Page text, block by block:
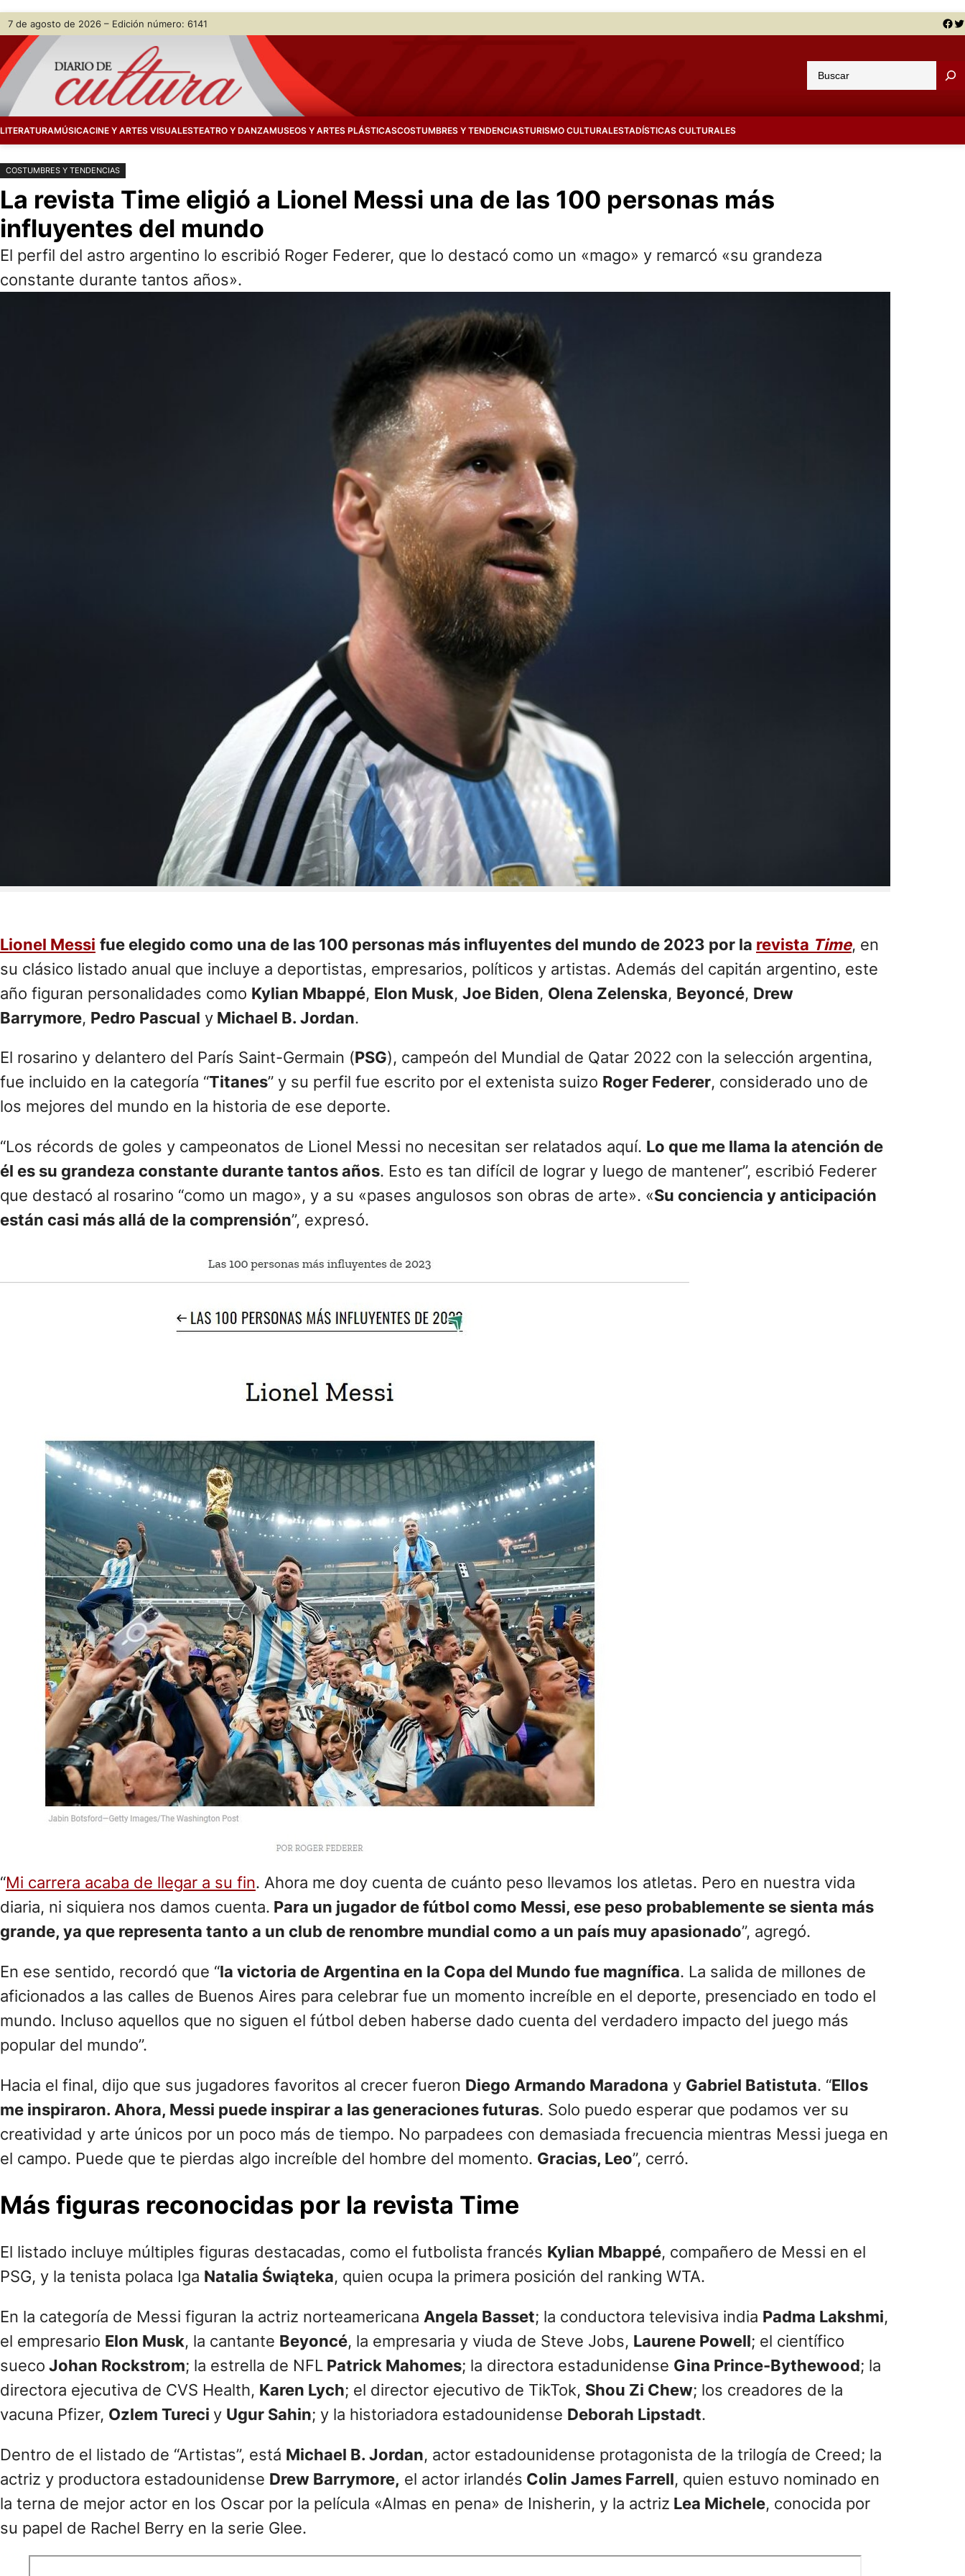
Saltar
contenido
Skip
content
7 de agosto de 2026 – Edición número: 6141 Facebook Twitter
u
a
LITERATURAMÚSICACINE Y ARTES VISUALESTEATRO Y DANZAMUSEOS Y ARTES PLÁSTICASCOSTUMBRES Y TENDENCIASTURISMO CULTURALESTADÍSTICAS CULTURALES
COSTUMBRES Y TENDENCIAS
La revista Time eligió a Lionel Messi una de las 100 personas más
influyentes del mundo
El perfil del astro argentino lo escribió Roger Federer, que lo destacó como un «mago» y remarcó «su grandeza
constante durante tantos años».
Lionel Messi fue elegido como una de las 100 personas más influyentes del mundo de 2023 por la revista Time, en
su clásico listado anual que incluye a deportistas, empresarios, políticos y artistas. Además del capitán argentino, este
año figuran personalidades como Kylian Mbappé, Elon Musk, Joe Biden, Olena Zelenska, Beyoncé, Drew
Barrymore, Pedro Pascual y Michael B. Jordan.
El rosarino y delantero del París Saint-Germain (PSG), campeón del Mundial de Qatar 2022 con la selección argentina,
fue incluido en la categoría “Titanes” y su perfil fue escrito por el extenista suizo Roger Federer, considerado uno de
los mejores del mundo en la historia de ese deporte.
“Los récords de goles y campeonatos de Lionel Messi no necesitan ser relatados aquí. Lo que me llama la atención de
él es su grandeza constante durante tantos años. Esto es tan difícil de lograr y luego de mantener”, escribió Federer
que destacó al rosarino “como un mago», y a su «pases angulosos son obras de arte». «Su conciencia y anticipación
están casi más allá de la comprensión”, expresó.
“Mi carrera acaba de llegar a su fin. Ahora me doy cuenta de cuánto peso llevamos los atletas. Pero en nuestra vida
diaria, ni siquiera nos damos cuenta. Para un jugador de fútbol como Messi, ese peso probablemente se sienta más
grande, ya que representa tanto a un club de renombre mundial como a un país muy apasionado”, agregó.
En ese sentido, recordó que “la victoria de Argentina en la Copa del Mundo fue magnífica. La salida de millones de
aficionados a las calles de Buenos Aires para celebrar fue un momento increíble en el deporte, presenciado en todo el
mundo. Incluso aquellos que no siguen el fútbol deben haberse dado cuenta del verdadero impacto del juego más
popular del mundo”.
Hacia el final, dijo que sus jugadores favoritos al crecer fueron Diego Armando Maradona y Gabriel Batistuta. “Ellos
me inspiraron. Ahora, Messi puede inspirar a las generaciones futuras. Solo puedo esperar que podamos ver su
creatividad y arte únicos por un poco más de tiempo. No parpadees con demasiada frecuencia mientras Messi juega en
el campo. Puede que te pierdas algo increíble del hombre del momento. Gracias, Leo”, cerró.
Más figuras reconocidas por la revista Time
El listado incluye múltiples figuras destacadas, como el futbolista francés Kylian Mbappé, compañero de Messi en el
PSG, y la tenista polaca Iga Natalia Świątek​a, quien ocupa la primera posición del ranking WTA.
En la categoría de Messi figuran la actriz norteamericana Angela Basset; la conductora televisiva india Padma Lakshmi,
el empresario Elon Musk, la cantante Beyoncé, la empresaria y viuda de Steve Jobs, Laurene Powell; el científico
sueco Johan Rockstrom; la estrella de NFL Patrick Mahomes; la directora estadunidense Gina Prince-Bythewood; la
directora ejecutiva de CVS Health, Karen Lych; el director ejecutivo de TikTok, Shou Zi Chew; los creadores de la
vacuna Pfizer, Ozlem Tureci y Ugur Sahin; y la historiadora estadounidense Deborah Lipstadt.
Dentro de el listado de “Artistas”, está Michael B. Jordan, actor estadounidense protagonista de la trilogía de Creed; la
actriz y productora estadounidense Drew Barrymore, el actor irlandés Colin James Farrell, quien estuvo nominado en
la terna de mejor actor en los Oscar por la película «Almas en pena» de Inisherin, y la actriz Lea Michele, conocida por
su papel de Rachel Berry en la serie Glee.